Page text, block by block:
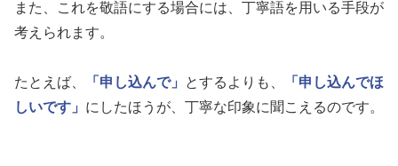
また、これを敬語にする場合には、丁寧語を用いる手段が
考えられます。
たとえば、 「申し込んで」 とするよりも、
「申し込んでほ
しいです」 にしたほうが、丁寧な印象に聞こえるのです。